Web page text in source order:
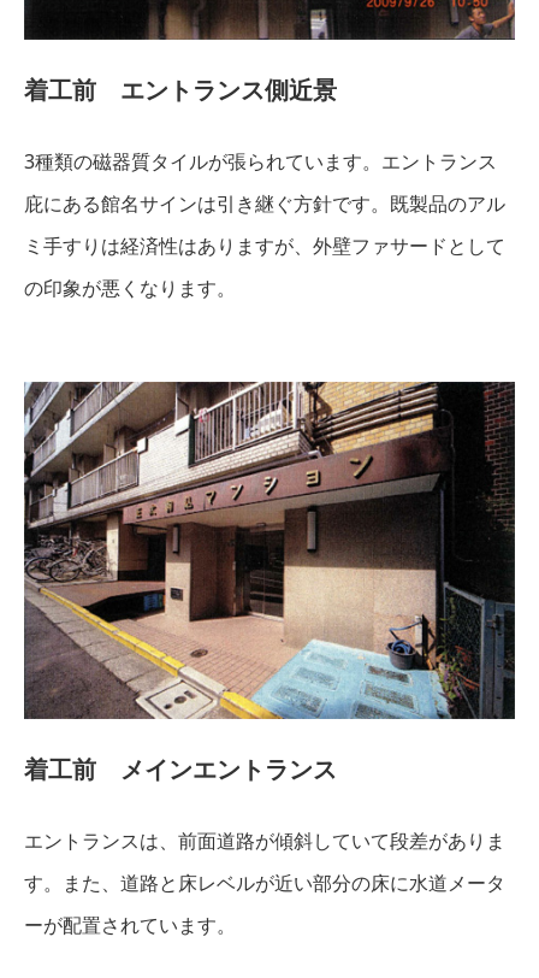
着工前 エントランス側近景
3種類の磁器質タイルが張られています。エントランス
庇にある館名サインは引き継ぐ方針です。既製品のアル
ミ手すりは経済性はありますが、外壁ファサードとして
の印象が悪くなります。
着工前 メインエントランス
エントランスは、前面道路が傾斜していて段差がありま
す。また、道路と床レベルが近い部分の床に水道メータ
ーが配置されています。